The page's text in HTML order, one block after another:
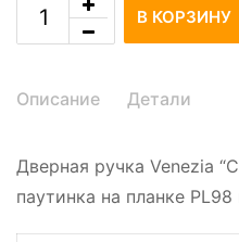
В КОРЗИНУ
Описание Детали
Дверная ручка Venezia
паутинка на планке